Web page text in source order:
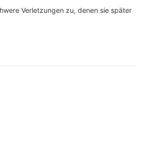
Verletzungen zu, denen sie später